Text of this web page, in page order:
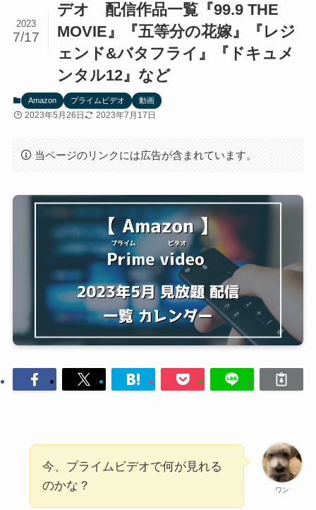
デオ 配信作品一覧『99.9 THE
MOVIE』『五等分の花嫁』『レジ
ェンド&バタフライ』『ドキュメ
ンタル12』など
2023
7/17
Amazon プライムビデオ 動画
2023年5月26日 2023年7月17日
当ページのリンクには広告が含まれています。
ワン
今、プライムビデオで何が見れる
のかな？